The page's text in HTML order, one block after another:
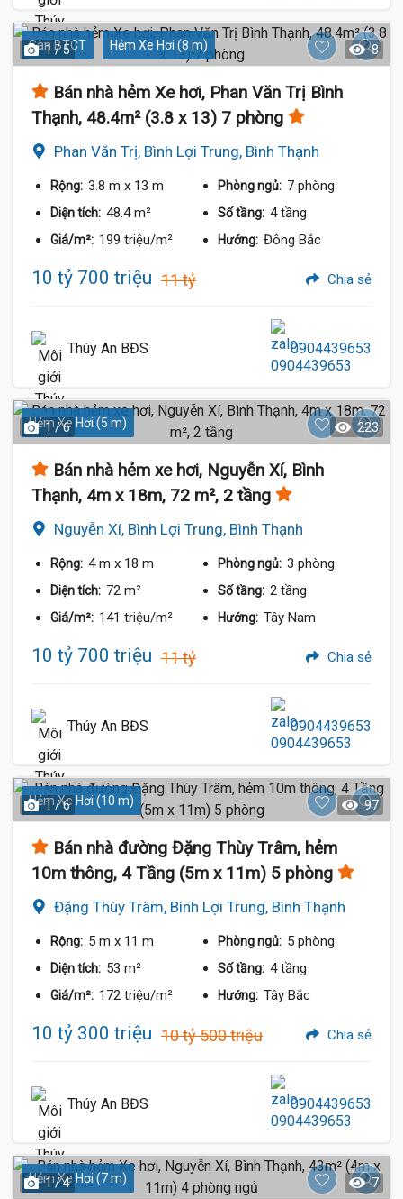
Sàn BTCT Hẻm Xe Hơi (8 m)
1 / 5 8
Bán nhà hẻm Xe hơi, Phan Văn Trị Bình
Thạnh, 48.4m² (3.8 x 13) 7 phòng
Phan Văn Trị, Bình Lợi Trung, Bình Thạnh
Rộng: 3.8 m x 13 m Phòng ngủ: 7 phòng
Diện tích: 48.4 m² Số tầng: 4 tầng
Giá/m²: 199 triệu/m² Hướng: Đông Bắc
10 tỷ 700 triệu 11 tỷ Chia sẻ
Thúy An BĐS 0904439653
Hẻm Xe Hơi (5 m)
1 / 6 223
Bán nhà hẻm xe hơi, Nguyễn Xí, Bình
Thạnh, 4m x 18m, 72 m², 2 tầng
Nguyễn Xí, Bình Lợi Trung, Bình Thạnh
Rộng: 4 m x 18 m Phòng ngủ: 3 phòng
Diện tích: 72 m² Số tầng: 2 tầng
Giá/m²: 141 triệu/m² Hướng: Tây Nam
10 tỷ 700 triệu 11 tỷ Chia sẻ
Thúy An BĐS 0904439653
Hẻm Xe Hơi (10 m)
1 / 6 97
Bán nhà đường Đặng Thùy Trâm, hẻm
10m thông, 4 Tầng (5m x 11m) 5 phòng
Đặng Thùy Trâm, Bình Lợi Trung, Bình Thạnh
Rộng: 5 m x 11 m Phòng ngủ: 5 phòng
Diện tích: 53 m² Số tầng: 4 tầng
Giá/m²: 172 triệu/m² Hướng: Tây Bắc
10 tỷ 300 triệu 10 tỷ 500 triệu Chia sẻ
Thúy An BĐS 0904439653
Hẻm Xe Hơi (7 m)
1 / 4 7